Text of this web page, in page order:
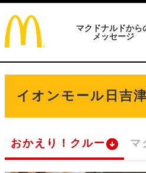
マクドナルドから
メッセージ
イオンモール日吉
おかえり！クルー マ